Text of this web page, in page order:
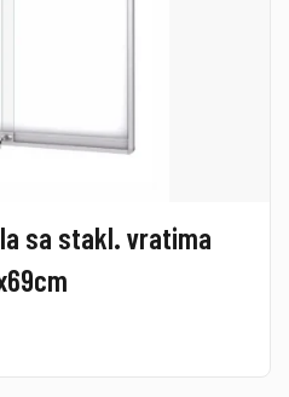
sa stakl. vratima